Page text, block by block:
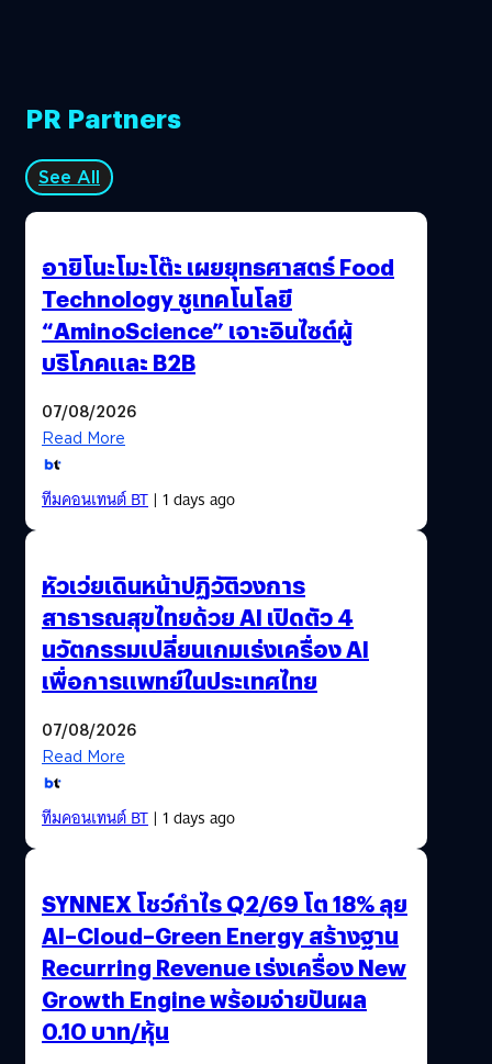
PR Partners
See All
อายิโนะโมะโต๊ะ เผยยุทธศาสตร์ Food
Technology ชูเทคโนโลยี
“AminoScience” เจาะอินไซต์ผู้
บริโภคและ B2B
07/08/2026
Read More
ทีมคอนเทนต์ BT| 1 days ago
หัวเว่ยเดินหน้าปฏิวัติวงการ
สาธารณสุขไทยด้วย AI เปิดตัว 4
นวัตกรรมเปลี่ยนเกมเร่งเครื่อง AI
เพื่อการแพทย์ในประเทศไทย
07/08/2026
Read More
ทีมคอนเทนต์ BT| 1 days ago
SYNNEX โชว์กำไร Q2/69 โต 18% ลุย
AI–Cloud–Green Energy สร้างฐาน
Recurring Revenue เร่งเครื่อง New
Growth Engine พร้อมจ่ายปันผล
0.10 บาท/หุ้น